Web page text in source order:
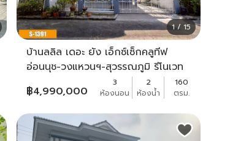
1 / 15
บ้านลลิล เดอะ ยัง เอ็กซ์เซ็กคลูทีฟ
อ่อนนุช-วงแหวนฯ-สุวรรณภูมิ รีโนเวท
฿4,990,000
3
ห้องนอน
2
ห้องน้ำ
160
ตรม.